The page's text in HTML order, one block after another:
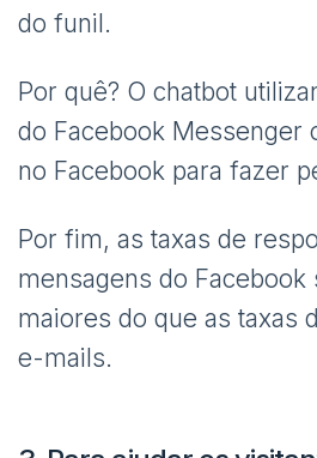
do funil.
Por quê? O chatbot
do Facebook Messenger
no Facebook para fazer
Por fim, as taxas de
mensagens do Facebook
maiores do que as taxas
e-mails.